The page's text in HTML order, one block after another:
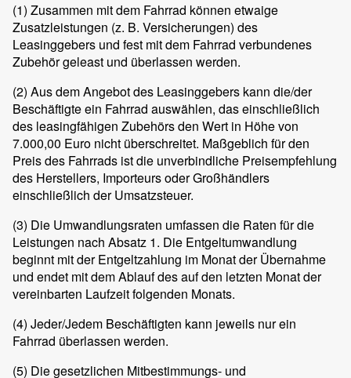
(1) Zusammen mit dem Fahrrad können etwaige
Zusatzleistungen (z. B. Versicherungen) des
Leasinggebers und fest mit dem Fahrrad verbundenes
Zubehör geleast und überlassen werden.
(2) Aus dem Angebot des Leasinggebers kann die/der
Beschäftigte ein Fahrrad auswählen, das einschließlich
des leasingfähigen Zubehörs den Wert in Höhe von
7.000,00 Euro nicht überschreitet. Maßgeblich für den
Preis des Fahrrads ist die unverbindliche Preisempfehlung
des Herstellers, Importeurs oder Großhändlers
einschließlich der Umsatzsteuer.
(3) Die Umwandlungsraten umfassen die Raten für die
Leistungen nach Absatz 1. Die Entgeltumwandlung
beginnt mit der Entgeltzahlung im Monat der Übernahme
und endet mit dem Ablauf des auf den letzten Monat der
vereinbarten Laufzeit folgenden Monats.
(4) Jeder/Jedem Beschäftigten kann jeweils nur ein
Fahrrad überlassen werden.
(5) Die gesetzlichen Mitbestimmungs- und